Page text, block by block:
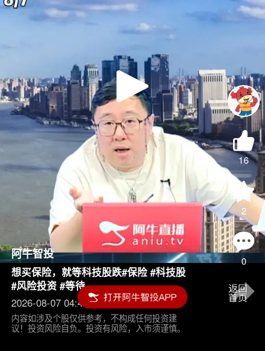
Play
Video
16
2
0
阿牛智投
想买保险，就等科技股跌#保险 #科技股
#风险投资 #等待
2026-08-07 04:45
内容如涉及个股仅供参考，不构成任何投资建
议！投资风险自负。投资有风险，入市须谨慎。